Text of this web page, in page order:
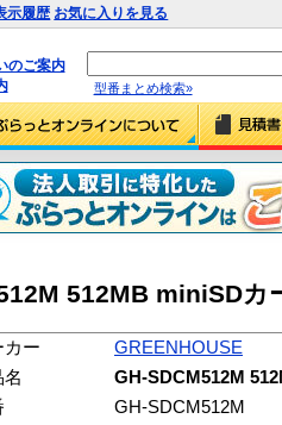
示履歴 お気に入りを見る
のご案内
型番まとめ検索»
512MB miniSDカ
カー
GREENHOUSE
名
GH-SDCM512M
GH-SDCM512M